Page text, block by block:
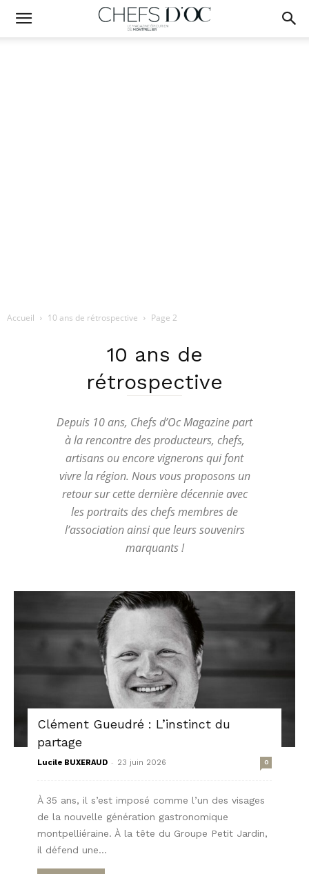
Accueil 10 ans de rétrospective Page 2
10 ans de
rétrospective
Depuis 10 ans, Chefs d’Oc Magazine part
à la rencontre des producteurs, chefs,
artisans ou encore vignerons qui font
vivre la région. Nous vous proposons un
retour sur cette dernière décennie avec
les portraits des chefs membres de
l’association ainsi que leurs souvenirs
marquants !
Clément Gueudré : L’instinct du
partage
Lucile BUXERAUD - 23 juin 2026 0
À 35 ans, il s’est imposé comme l’un des visages
de la nouvelle génération gastronomique
montpelliéraine. À la tête du Groupe Petit Jardin,
il défend une...